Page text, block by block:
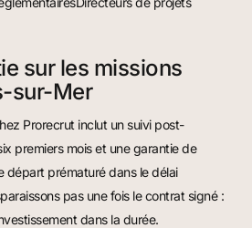
sur les missions
sur-Mer
Prorecrut inclut un suivi post-
premiers mois et une garantie de
départ prématuré dans le délai
pas une fois le contrat signé :
dans la durée.